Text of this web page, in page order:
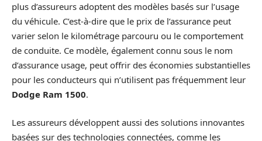
plus d’assureurs adoptent des modèles basés sur l’usage
du véhicule. C’est-à-dire que le prix de l’assurance peut
varier selon le kilométrage parcouru ou le comportement
de conduite. Ce modèle, également connu sous le nom
d’assurance usage, peut offrir des économies substantielles
pour les conducteurs qui n’utilisent pas fréquemment leur
Dodge Ram 1500.
Les assureurs développent aussi des solutions innovantes
basées sur des technologies connectées, comme les